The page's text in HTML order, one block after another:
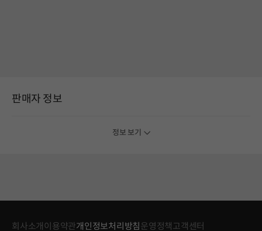
판매자 정보
정보 보기
회사소개 이용약관개인정보처리방침 운영정책고객센터